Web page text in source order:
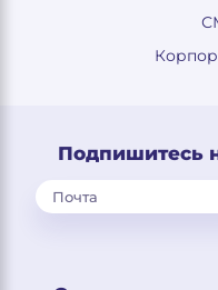
Подпишитесь